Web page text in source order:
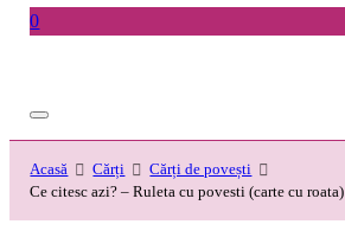
0
Acasă Cărți
Cărți de povești
Ce citesc azi? – Ruleta cu povesti (carte cu roata)